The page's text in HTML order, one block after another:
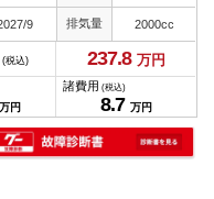
9 排気量 2000cc
(税込) 237.8 万円
万円
諸費用 (税込)
8.7 万円